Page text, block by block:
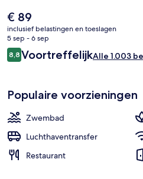
healthclub. Andere reizigers
Het openbaar vervoer vind je op
lopen naar BTS-metrostation
Station.
De
huidige
prijs
is
€ 89
€ 89
inclusief belastingen en toeslagen
5 sep - 6 sep
Beoordelingen
8,88,8 op 10 –
VoortreffelijkAlle 1.003
Populaire voorzieningen
Zwembad
Luchthaventransfer
Restaurant